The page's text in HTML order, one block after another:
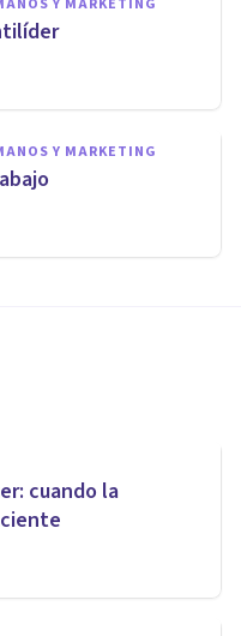
Y MARKETING
Y MARKETING
cuando la